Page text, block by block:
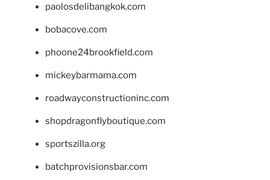
paolosdelibangkok.com
bobacove.com
phoone24brookfield.com
mickeybarmama.com
roadwayconstructioninc.com
shopdragonflyboutique.com
sportszilla.org
batchprovisionsbar.com